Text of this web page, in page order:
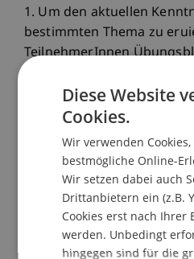
1. Um den aktuellen
bestimmten Thema zu
TeilnehmerInnen
2. In den Kontaktlektionen
Aufgaben thematisiert,
TeilnehmerInnen bei der
Schwierigkeiten bereitet
3. Um individuelle
beheben, können
eingereicht werden.
wesentlichen Bestandteil
dass die TeilnehmerInnen
Diese Website
Cookies.
Wir verwenden
bestmögliche Online-
Wir setzen dabei auch
Drittanbietern ein (z.B.
Cookies erst nach Ihrer
werden. Unbedingt
hingegen sind für die